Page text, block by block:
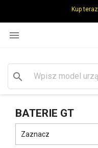
Kup

search
BATERIE GT
Zaznacz